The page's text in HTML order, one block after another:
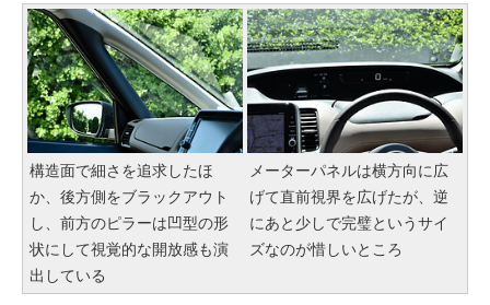
構造面で細さを追求したほ
か、後方側をブラックアウト
し、前方のピラーは凹型の形
状にして視覚的な開放感も演
出している
メーターパネルは横方向に広
げて直前視界を広げたが、逆
にあと少しで完璧というサイ
ズなのが惜しいところ